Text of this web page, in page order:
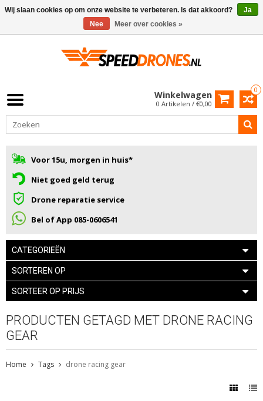
0
Winkelwagen
0 Artikelen / €0,00
Voor 15u, morgen in huis*
Niet goed geld terug
Drone reparatie service
Bel of App 085-0606541
CATEGORIEËN
SORTEREN OP
SORTEER OP PRIJS
PRODUCTEN GETAGD MET DRONE RACING
GEAR
Home Tags drone racing gear
Wij slaan cookies op om onze website te verbeteren. Is dat akkoord?
Ja
Nee
Meer over cookies »